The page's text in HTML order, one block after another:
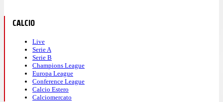
CALCIO
Live
Serie A
Serie B
Champions League
Europa League
Conference League
Calcio Estero
Calciomercato